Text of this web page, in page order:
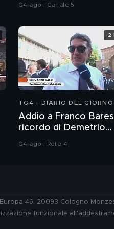
04 ago | Canale 5
TG4 - DIARIO DEL GIORNO
Addio a Franco
ricordo di Demetrio
Albertini, Clarence
04 ago | Rete 4
2
46, 20093 Cologno
funzionale